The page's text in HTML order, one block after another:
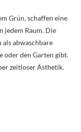
Grün, schaffen eine
jedem Raum. Die
als abwaschbare
oder den Garten gibt.
zeitloser Ästhetik.